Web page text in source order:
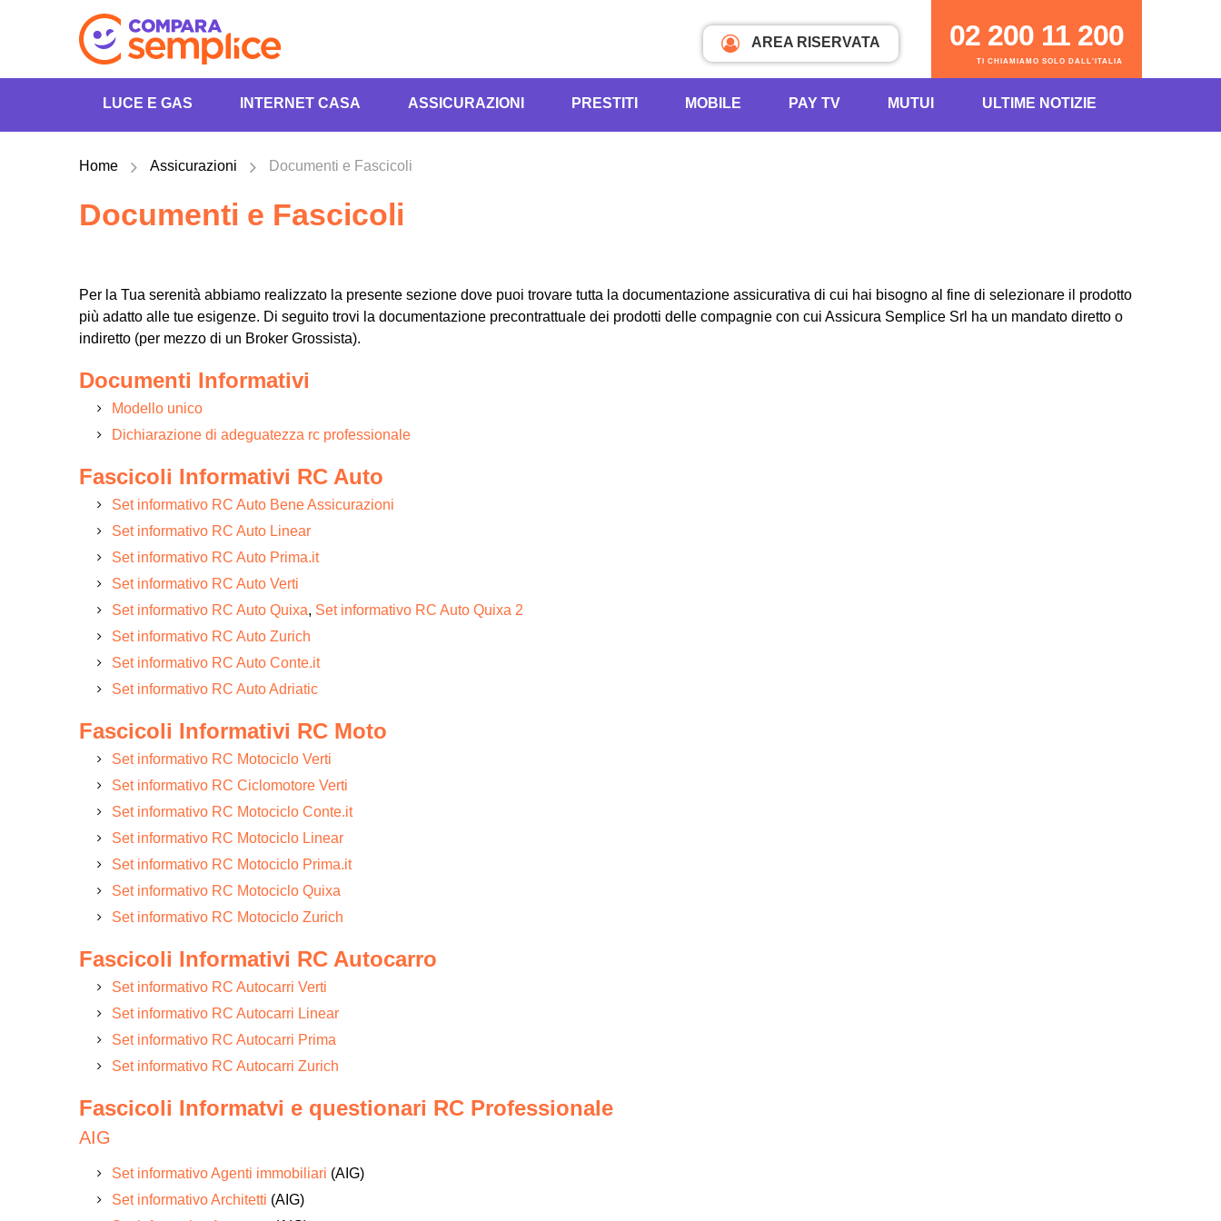
TI CHIAMIAMO SOLO DALL'ITALIA
02 200 11 200
AREA RISERVATA
LUCE E GAS INTERNET CASA ASSICURAZIONI PRESTITI MOBILE PAY TV MUTUI ULTIME NOTIZIE
Home Assicurazioni Documenti e Fascicoli
Documenti e Fascicoli
Per la Tua serenità abbiamo realizzato la presente sezione dove puoi trovare tutta la documentazione assicurativa di cui hai bisogno al fine di selezionare il prodotto
più adatto alle tue esigenze. Di seguito trovi la documentazione precontrattuale dei prodotti delle compagnie con cui Assicura Semplice Srl ha un mandato diretto o
indiretto (per mezzo di un Broker Grossista).
Documenti Informativi
Modello unico
Dichiarazione di adeguatezza rc professionale
Fascicoli Informativi RC Auto
Set informativo RC Auto Bene Assicurazioni
Set informativo RC Auto Linear
Set informativo RC Auto Prima.it
Set informativo RC Auto Verti
Set informativo RC Auto Quixa, Set informativo RC Auto Quixa 2
Set informativo RC Auto Zurich
Set informativo RC Auto Conte.it
Set informativo RC Auto Adriatic
Fascicoli Informativi RC Moto
Set informativo RC Motociclo Verti
Set informativo RC Ciclomotore Verti
Set informativo RC Motociclo Conte.it
Set informativo RC Motociclo Linear
Set informativo RC Motociclo Prima.it
Set informativo RC Motociclo Quixa
Set informativo RC Motociclo Zurich
Fascicoli Informativi RC Autocarro
Set informativo RC Autocarri Verti
Set informativo RC Autocarri Linear
Set informativo RC Autocarri Prima
Set informativo RC Autocarri Zurich
Fascicoli Informatvi e questionari RC Professionale
AIG
Set informativo Agenti immobiliari (AIG)
Set informativo Architetti (AIG)